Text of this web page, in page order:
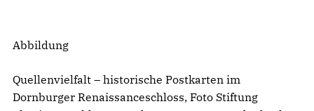
Abbildung
Quellenvielfalt – historische Postkarten im
Dornburger Renaissanceschloss, Foto Stiftung